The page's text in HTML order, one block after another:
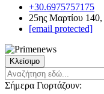
+30.6975757175
25ης Μαρτίου
[email protected]
Κλείσιμο
Σήμερα Γιορτάζουν: